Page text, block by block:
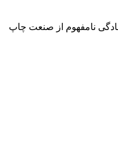
نامفهوم از صنعت چاپ